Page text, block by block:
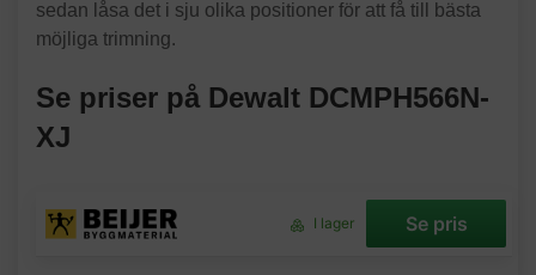
sedan låsa det i sju olika positioner för att få till bästa
möjliga trimning.
Se priser på Dewalt DCMPH566N-
XJ
I lager Se pris